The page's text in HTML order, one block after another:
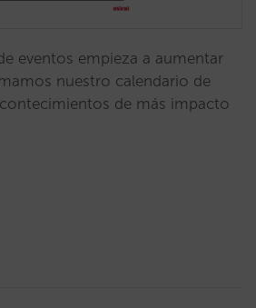
eventos empieza a aumentar
nuestro calendario de
de más impacto